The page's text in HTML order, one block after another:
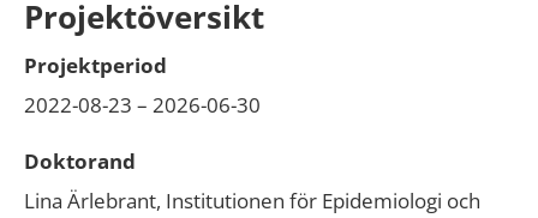
Projektöversikt
Projektperiod
2022-08-23 – 2026-06-30
Doktorand
Lina Ärlebrant, Institutionen för Epidemiologi och